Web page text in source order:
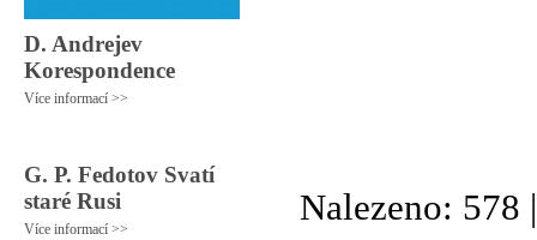
D. Andrejev
Korespondence
Více informací >>
G. P. Fedotov Svatí
staré Rusi
Více informací >>
Nalezeno: 578